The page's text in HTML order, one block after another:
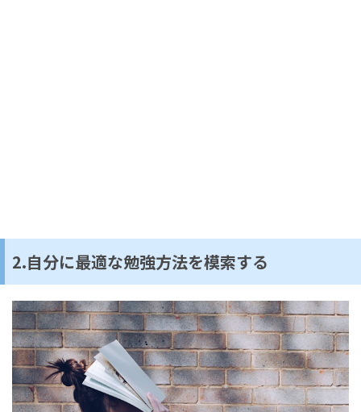
2.自分に最適な勉強方法を模索する